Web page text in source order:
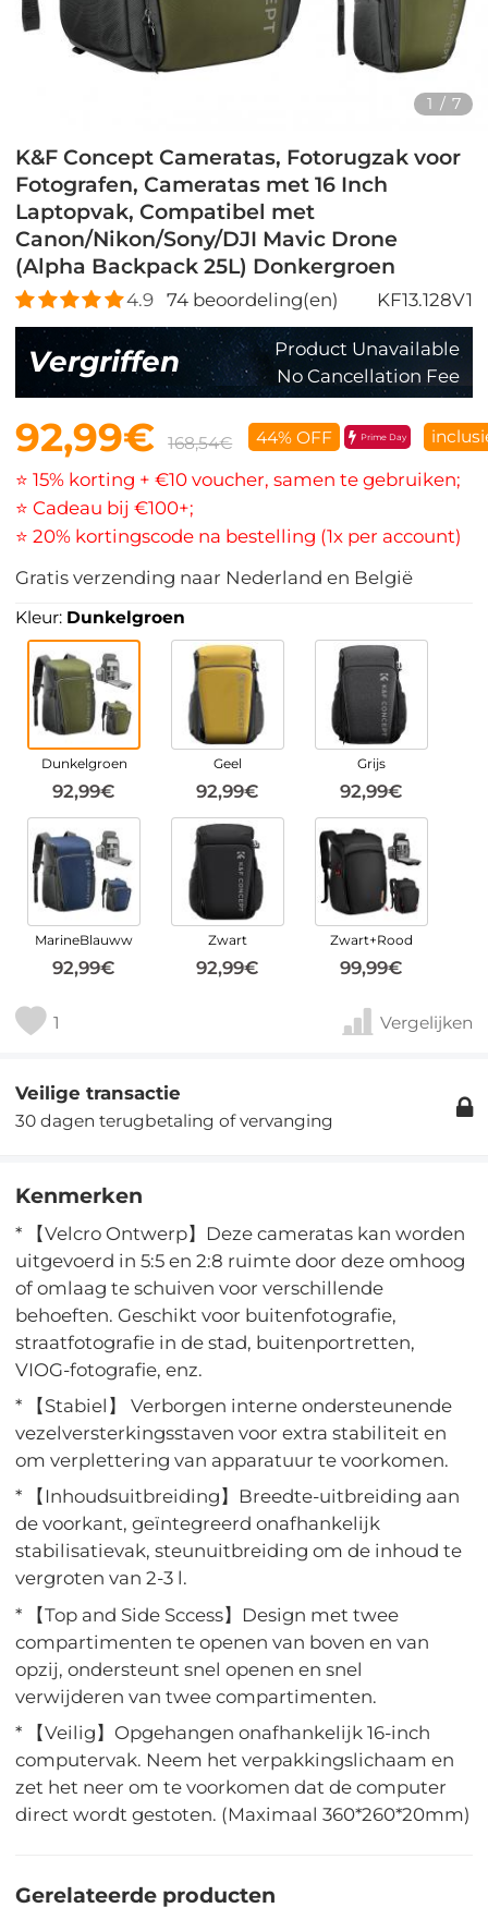
1 / 7
K&F Concept Cameratas, Fotorugzak voor
Fotografen, Cameratas met 16 Inch
Laptopvak, Compatibel met
Canon/Nikon/Sony/DJI Mavic Drone
(Alpha Backpack 25L) Donkergroen
4.9 74beoordeling(en) KF13.128V1
Vergriffen
Product Unavailable
No Cancellation Fee
92,99€ 168,54€ 44% OFF Prime Day
⭐ 15% korting + €10 voucher, samen te gebruiken;
⭐ Cadeau bij €100+;
⭐ 20% kortingscode na bestelling (1x per account)
Gratis verzending naar Nederland en België
Kleur: Dunkelgroen
Dunkelgroen
92,99€
Geel
92,99€
Grijs
92,99€
MarineBlauww
92,99€
Zwart
92,99€
Zwart+Rood
99,99€
1 Vergelijken
Veilige transactie
30 dagen terugbetaling of vervanging
Kenmerken
* 【Velcro Ontwerp】Deze cameratas kan worden
uitgevoerd in 5:5 en 2:8 ruimte door deze omhoog
of omlaag te schuiven voor verschillende
behoeften. Geschikt voor buitenfotografie,
straatfotografie in de stad, buitenportretten,
VIOG-fotografie, enz.
* 【Stabiel】 Verborgen interne ondersteunende
vezelversterkingsstaven voor extra stabiliteit en
om verplettering van apparatuur te voorkomen.
* 【Inhoudsuitbreiding】Breedte-uitbreiding aan
de voorkant, geïntegreerd onafhankelijk
stabilisatievak, steunuitbreiding om de inhoud te
vergroten van 2-3 l.
* 【Top and Side Sccess】Design met twee
compartimenten te openen van boven en van
opzij, ondersteunt snel openen en snel
verwijderen van twee compartimenten.
* 【Veilig】Opgehangen onafhankelijk 16-inch
computervak. Neem het verpakkingslichaam en
zet het neer om te voorkomen dat de computer
direct wordt gestoten. (Maximaal 360*260*20mm)
Gerelateerde producten